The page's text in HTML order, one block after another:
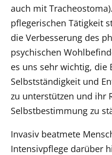
auch mit
pflegerischen Tätigkeit
die Verbesserung des
psychischen
es uns sehr wichtig, die
Selbstständigkeit und
zu unterstützen und ihr
Selbstbestimmung zu
Invasiv beatmete
Intensivpflege darüber